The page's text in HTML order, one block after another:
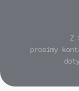
Z
prosimy